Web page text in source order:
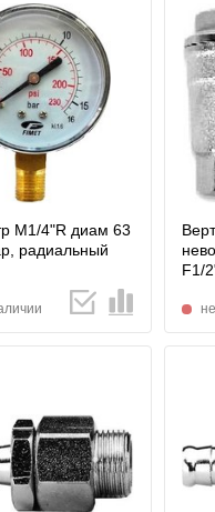
М1/4"R диам 63
радиальный
F1/